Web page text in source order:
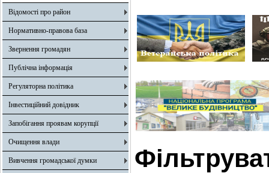
Відомості про район
Нормативно-правова база
Звернення громадян
Публічна інформація
Регуляторна політика
Інвестиційний довідник
Запобігання проявам корупції
Очищення влади
Вивчення громадської думки